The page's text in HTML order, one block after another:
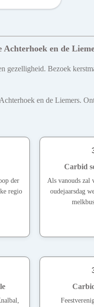
Achterhoek en de
gezelligheid. Bezoek
en de Liemers.
der
regio
Carbid
Als vanouds zal
oudejaarsdag